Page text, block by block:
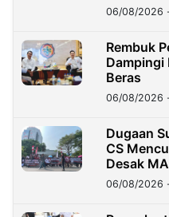
06/08/2026
Rembuk
Dampingi
Beras
06/08/2026
Dugaan
CS
Desak
06/08/2026